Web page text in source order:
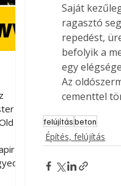
új,
Okoselőfizetés
A Laptapiron
Extra és az
Timer lapszámai,
visszamenőleg is! A
innovatív, praktikus
megoldás a
Saját
ragasztó
repedést,
befolyik a
egy
Az
cementtel
felújításbeton
Építés, felújítás